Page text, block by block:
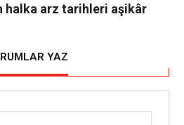
halka arz tarihleri aşikâr
YAZ